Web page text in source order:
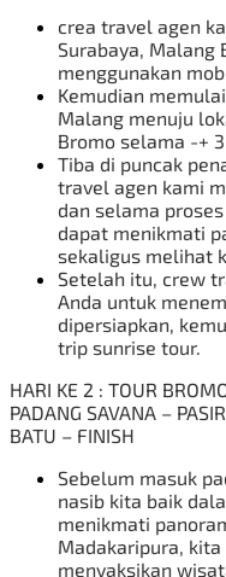
crea travel agen
Surabaya, Malang
menggunakan
Kemudian
Malang menuju
Bromo selama -+
Tiba di puncak
travel agen kami
dan selama
dapat menikmati
sekaligus melihat
Setelah itu, crew
Anda untuk
dipersiapkan,
trip sunrise tour.
HARI KE 2 : TOUR
PADANG SAVANA –
BATU – FINISH
Sebelum masuk
nasib kita baik
menikmati
Madakaripura,
menyaksikan